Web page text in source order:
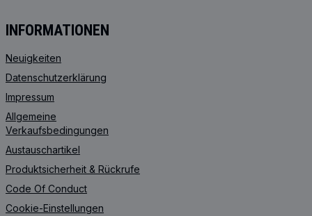
INFORMATIONEN
Neuigkeiten
Datenschutzerklärung
Impressum
Allgemeine
Verkaufsbedingungen
Austauschartikel
Produktsicherheit & Rückrufe
Code Of Conduct
Cookie-Einstellungen